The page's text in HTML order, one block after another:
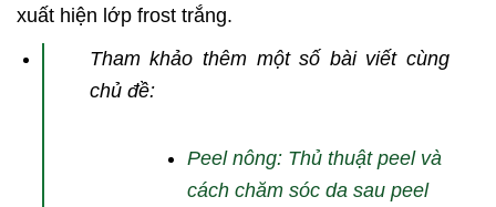
xuất hiện lớp frost trắng.
Tham khảo thêm một số bài viết cùng
chủ đề:
Peel nông: Thủ thuật peel và
cách chăm sóc da sau peel